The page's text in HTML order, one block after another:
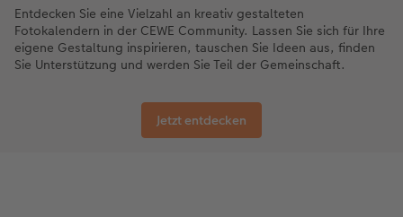
Entdecken Sie eine Vielzahl an kreativ gestalteten
Fotokalendern in der CEWE Community. Lassen Sie sich für Ihre
eigene Gestaltung inspirieren, tauschen Sie Ideen aus, finden
Sie Unterstützung und werden Sie Teil der Gemeinschaft.
Jetzt entdecken